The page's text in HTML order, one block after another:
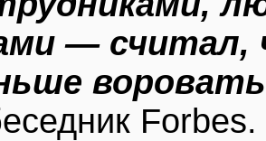
— считал,
Forbes.